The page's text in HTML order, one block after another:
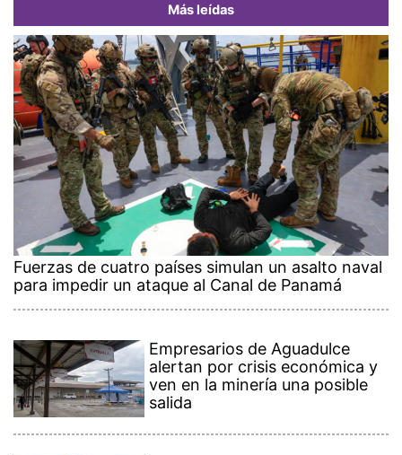
Más leídas
Fuerzas de cuatro países simulan un asalto naval
para impedir un ataque al Canal de Panamá
Empresarios de Aguadulce
alertan por crisis económica y
ven en la minería una posible
salida